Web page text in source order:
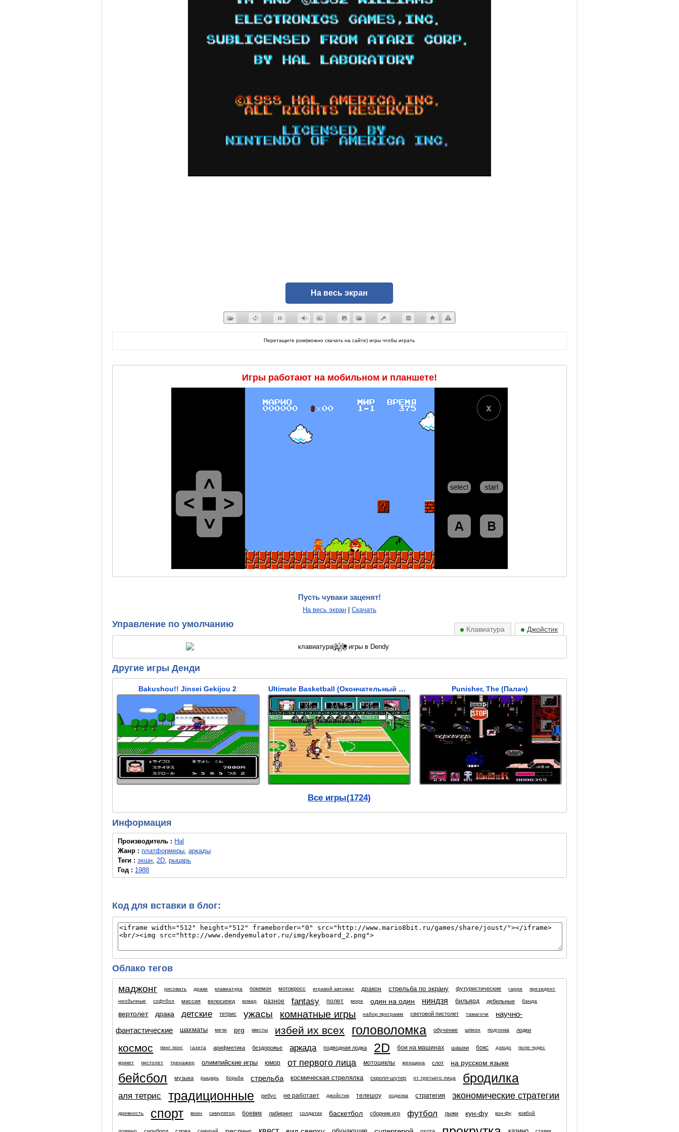
На весь экран
Перетащите ром(можно скачать на сайте) игры чтобы играть
Игры работают на мобильном и планшете!
Пусть чуваки заценят!
На весь экран| Скачать
Управление по умолчанию Джойстик
Клавиатура
Другие игры Денди
Bakushou!! Jinsei Gekijou 2 Ultimate Basketball (Окончательный Баскетбол) Punisher, The (Палач)
Все игры(1724)
Информация
Производитель : Hal
Жанр : платформеры ,аркады
Теги :экшн 2D ,рыцарь
Год : 1988
Код для вставки в блог:
Облако тегов
маджонг рисовать драки клавиатура покемон мотокросс игравой автомат дракон стрельба по экрану футуристические гарри президент
необычные софтбол миссия велосипед комар разное fantasy полет море один на один ниндзя бильярд дебильные банда
вертолет драка детские тетрис ужасы комнатные игры набор программ световой пистолет тамагочи
научно-
фантастические
шахматы мечи prg квесты избей их всех головоломка обучение шпион подгонка лодки
космос пинг понг газета арифметика бездорожье аркада подводная лодка 2D бои на машинах шашки бокс дзюдо поле чудес
крикет пистолет тренажер олимпийские игры юмор от первого лица мотоциклы женщина слот на русском языке
бейсбол музыка рыцарь борьба стрельба космическая стрелялка скролл-шутер от третьего лица бродилка
аля тетрис традиционные ребус не работает джойстик телешоу ходилка стратегия экономические стратегии
древность спорт воин симулятор боевик лабиринт солдатик баскетбол сборник игр футбол лыжи кун-фу кон-фу ковбой